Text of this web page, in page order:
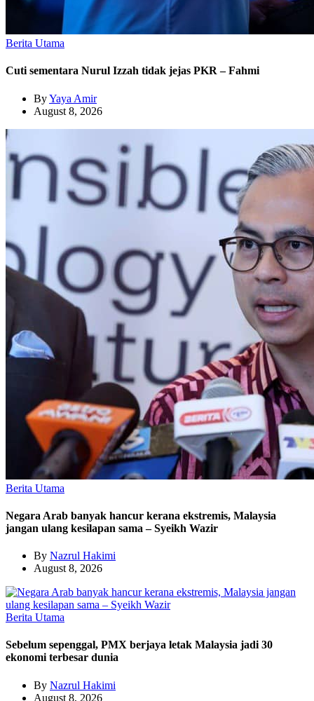
Berita Utama
Cuti sementara Nurul Izzah tidak jejas PKR – Fahmi
ByYaya Amir
August 8, 2026
Berita Utama
Negara Arab banyak hancur kerana ekstremis, Malaysia
jangan ulang kesilapan sama – Syeikh Wazir
By Nazrul Hakimi
August 8, 2026
Berita Utama
Sebelum sepenggal, PMX berjaya letak Malaysia jadi 30
ekonomi terbesar dunia
By Nazrul Hakimi
August 8, 2026